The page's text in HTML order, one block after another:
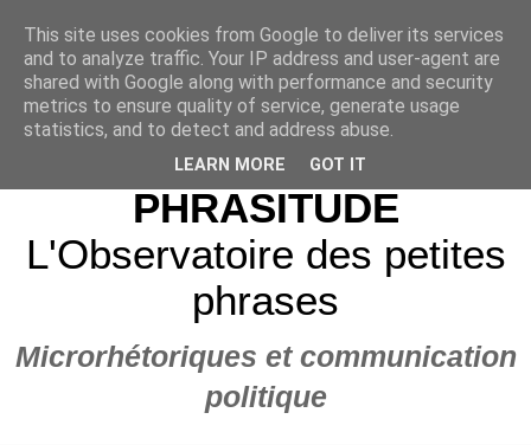
PHRASITUDE
L'Observatoire des petites
phrases
Microrhétoriques et communication
politique
This site uses cookies from Google to deliver its services
and to analyze traffic. Your IP address and user-agent are
shared with Google along with performance and security
metrics to ensure quality of service, generate usage
statistics, and to detect and address abuse.
LEARN MORE GOT IT